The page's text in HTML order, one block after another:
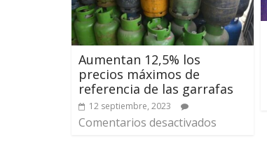
Aumentan 12,5% los
precios máximos de
referencia de las garrafas
12 septiembre, 2023
Comentarios desactivados